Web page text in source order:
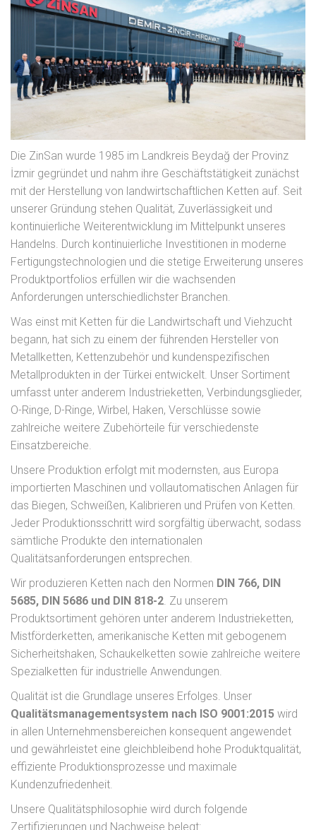
Die ZinSan wurde 1985 im Landkreis Beydağ der Provinz
İzmir gegründet und nahm ihre Geschäftstätigkeit zunächst
mit der Herstellung von landwirtschaftlichen Ketten auf. Seit
unserer Gründung stehen Qualität, Zuverlässigkeit und
kontinuierliche Weiterentwicklung im Mittelpunkt unseres
Handelns. Durch kontinuierliche Investitionen in moderne
Fertigungstechnologien und die stetige Erweiterung unseres
Produktportfolios erfüllen wir die wachsenden
Anforderungen unterschiedlichster Branchen.
Was einst mit Ketten für die Landwirtschaft und Viehzucht
begann, hat sich zu einem der führenden Hersteller von
Metallketten, Kettenzubehör und kundenspezifischen
Metallprodukten in der Türkei entwickelt. Unser Sortiment
umfasst unter anderem Industrieketten, Verbindungsglieder,
O-Ringe, D-Ringe, Wirbel, Haken, Verschlüsse sowie
zahlreiche weitere Zubehörteile für verschiedenste
Einsatzbereiche.
Unsere Produktion erfolgt mit modernsten, aus Europa
importierten Maschinen und vollautomatischen Anlagen für
das Biegen, Schweißen, Kalibrieren und Prüfen von Ketten.
Jeder Produktionsschritt wird sorgfältig überwacht, sodass
sämtliche Produkte den internationalen
Qualitätsanforderungen entsprechen.
Wir produzieren Ketten nach den Normen DIN 766, DIN
5685, DIN 5686 und DIN 818-2. Zu unserem
Produktsortiment gehören unter anderem Industrieketten,
Mistförderketten, amerikanische Ketten mit gebogenem
Sicherheitshaken, Schaukelketten sowie zahlreiche weitere
Spezialketten für industrielle Anwendungen.
Qualität ist die Grundlage unseres Erfolges. Unser
Qualitätsmanagementsystem nach ISO 9001:2015 wird
in allen Unternehmensbereichen konsequent angewendet
und gewährleistet eine gleichbleibend hohe Produktqualität,
effiziente Produktionsprozesse und maximale
Kundenzufriedenheit.
Unsere Qualitätsphilosophie wird durch folgende
Zertifizierungen und Nachweise belegt: